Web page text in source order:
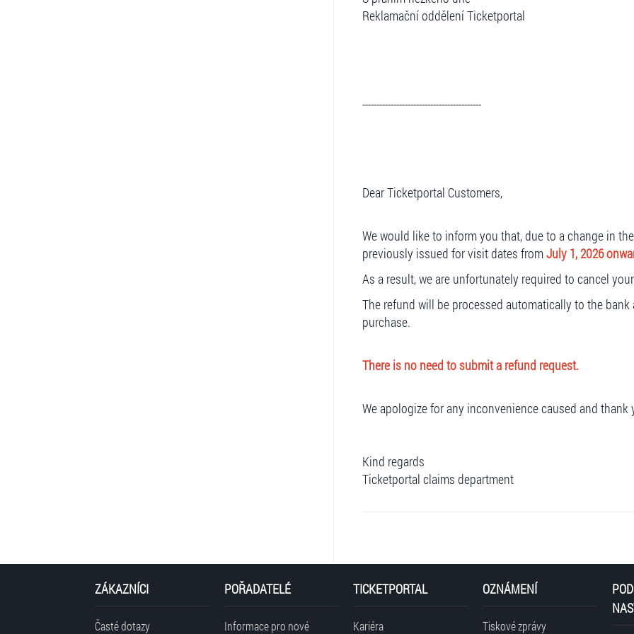
Reklamační oddělení Ticketportal
------------------------------------------
Dear Ticketportal Customers,
We would like to inform you that, due to a change in
previously issued for visit dates fromJuly 1, 2026
As a result, we are unfortunately required to cancel
The refund will be processed automatically to the
purchase.
There is no need to submit a refund request.
We apologize for any inconvenience caused and
Kind regards
Ticketportal claims department
ZÁKAZNÍCI
Časté dotazy
POŘADATELÉ
Informace pro nové
TICKETPORTAL
Kariéra
OZNÁMENÍ
Tiskové zprávy